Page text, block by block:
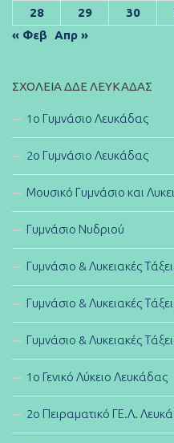
28 29 30
« Φεβ Απρ »
ΣΧΟΛΕΊΑ ΔΔΕ ΛΕΥΚΆΔΑΣ
1ο Γυμνάσιο Λευκάδας
2ο Γυμνάσιο Λευκάδας
Μουσικό Γυμνάσιο και
Γυμνάσιο Νυδριού
Γυμνάσιο & Λυκειακές
Γυμνάσιο & Λυκειακές
Γυμνάσιο & Λυκειακές
1ο Γενικό Λύκειο Λευκάδας
2ο Πειραματικό ΓΕ.Λ.